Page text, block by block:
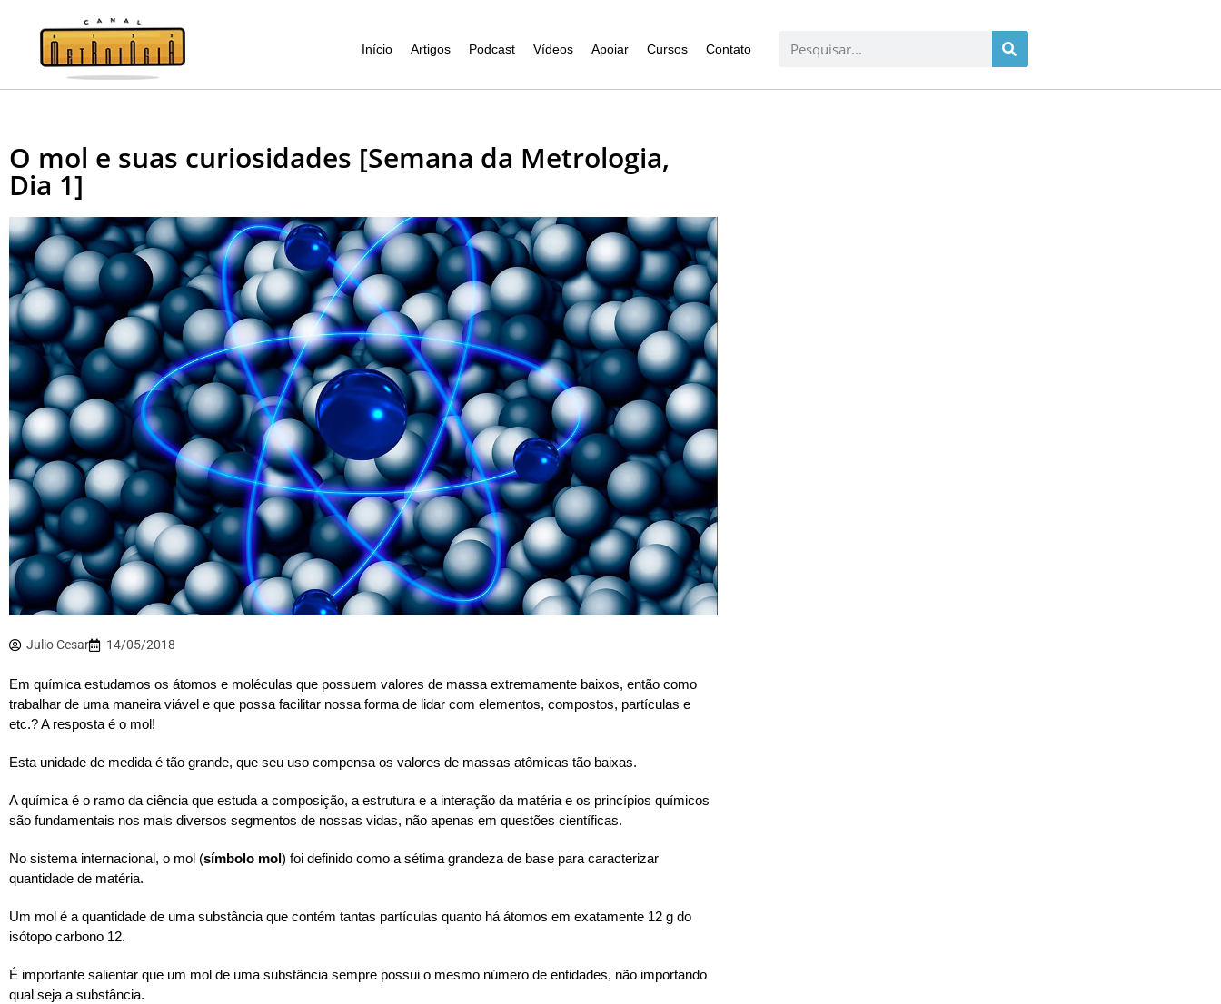
Início Artigos Podcast Vídeos Apoiar Cursos Contato
O mol e suas curiosidades [Semana da Metrologia,
Dia 1]
Julio Cesar 14/05/2018
Em química estudamos os átomos e moléculas que possuem valores de massa extremamente baixos, então como
trabalhar de uma maneira viável e que possa facilitar nossa forma de lidar com elementos, compostos, partículas e
etc.? A resposta é o mol!
Esta unidade de medida é tão grande, que seu uso compensa os valores de massas atômicas tão baixas.
A química é o ramo da ciência que estuda a composição, a estrutura e a interação da matéria e os princípios químicos
são fundamentais nos mais diversos segmentos de nossas vidas, não apenas em questões científicas.
No sistema internacional, o mol (símbolo mol) foi definido como a sétima grandeza de base para caracterizar
quantidade de matéria.
Um mol é a quantidade de uma substância que contém tantas partículas quanto há átomos em exatamente 12 g do
isótopo carbono 12.
É importante salientar que um mol de uma substância sempre possui o mesmo número de entidades, não importando
qual seja a substância.